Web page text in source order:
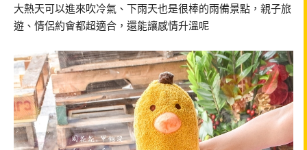
大熱天可以進來吹冷氣、下雨天也是很棒的雨備景點，親子旅
遊、情侶約會都超適合，還能讓感情升溫呢